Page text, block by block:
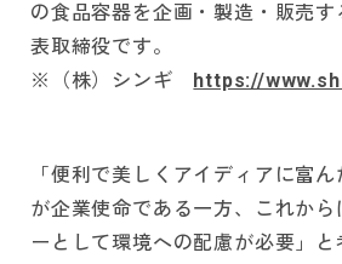
の食品容器を企画・製造・販売
表取締役です。
※（株）シンギ https://
「便利で美しくアイディアに富
が企業使命である一方、これから
ーとして環境への配慮が必要」